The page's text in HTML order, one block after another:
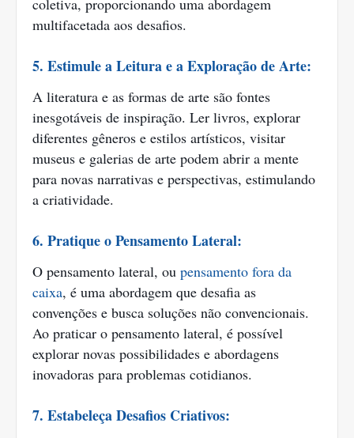
coletiva, proporcionando uma abordagem
multifacetada aos desafios.
5. Estimule a Leitura e a Exploração de Arte:
A literatura e as formas de arte são fontes
inesgotáveis de inspiração. Ler livros, explorar
diferentes gêneros e estilos artísticos, visitar
museus e galerias de arte podem abrir a mente
para novas narrativas e perspectivas, estimulando
a criatividade.
6. Pratique o Pensamento Lateral:
O pensamento lateral, ou pensamento fora da
caixa, é uma abordagem que desafia as
convenções e busca soluções não convencionais.
Ao praticar o pensamento lateral, é possível
explorar novas possibilidades e abordagens
inovadoras para problemas cotidianos.
7. Estabeleça Desafios Criativos: